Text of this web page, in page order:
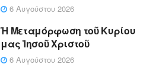
6 Αυγούστου 2026
Ἡ Μεταμόρφωση τοῦ Κυρίου
μας Ἰησοῦ Χριστοῦ
6 Αυγούστου 2026